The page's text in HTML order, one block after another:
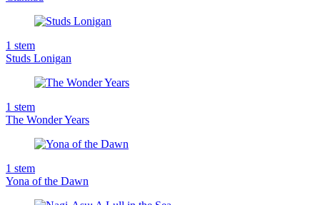
1 stem
Studs Lonigan
1 stem
The Wonder Years
1 stem
Yona of the Dawn